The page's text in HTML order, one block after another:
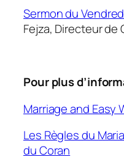
Sermon du
Fejza, Directeur
Pour plus
Marriage and Easy
Les Règles du
du Coran